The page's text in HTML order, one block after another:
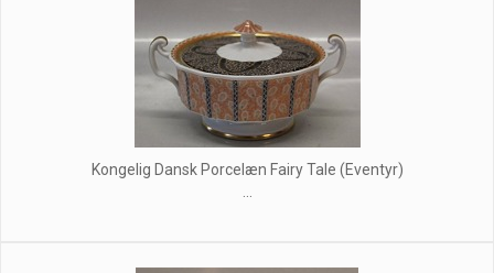
Kongelig Dansk Porcelæn Fairy Tale (Eventyr)